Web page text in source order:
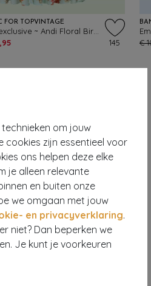
om jouw
cookies zijn essentieel voor
ons helpen deze elke
je alleen relevante
en buiten onze
we omgaan met jouw
en privacyverklaring.
niet? Dan beperken we
Je kunt je voorkeuren
FOR TOPVINTAGE
Topvintage exclusive ~ Andi Floral Bird swing jurk in aqua
145
€